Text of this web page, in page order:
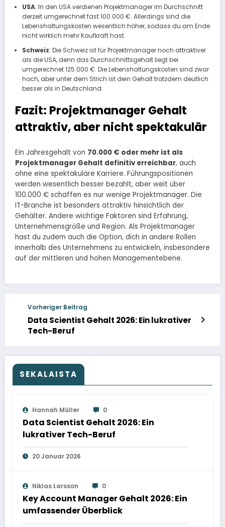
USA: In den USA verdienen Projektmanager im Durchschnitt
derzeit umgerechnet fast 100.000 €. Allerdings sind die
Lebenshaltungskosten wesentlich höher, sodass du am Ende
nicht wirklich mehr Kaufkraft hast.
Schweiz: Die Schweiz ist für Projektmanager noch attraktiver
als die USA, denn das Durchschnittsgehalt liegt bei
umgerechnet 125.000 €. Die Lebenshaltungskosten sind zwar
hoch, aber unter dem Strich ist dein Gehalt trotzdem deutlich
besser als in Deutschland.
Fazit: Projektmanager Gehalt
attraktiv, aber nicht spektakulär
Ein Jahresgehalt von 70.000 € oder mehr ist als
Projektmanager Gehalt definitiv erreichbar, auch
ohne eine spektakuläre Karriere. Führungspositionen
werden wesentlich besser bezahlt, aber weit über
100.000 € schaffen es nur wenige Projektmanager. Die
IT-Branche ist besonders attraktiv hinsichtlich der
Gehälter. Andere wichtige Faktoren sind Erfahrung,
Unternehmensgröße und Region. Als Projektmanager
hast du zudem auch die Option, dich in andere Rollen
innerhalb des Unternehmens zu entwickeln, insbesondere
auf der mittleren und hohen Managementebene.
Vorheriger Beitrag
Data Scientist Gehalt 2026: Ein lukrativer
Tech-Beruf
SEKALAISTA
Hannah Müller 0
Data Scientist Gehalt 2026: Ein
lukrativer Tech-Beruf
20 Januar 2026
Niklas Larsson 0
Key Account Manager Gehalt 2026: Ein
umfassender Überblick